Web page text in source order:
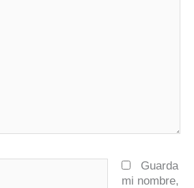
Guarda
mi nombre,